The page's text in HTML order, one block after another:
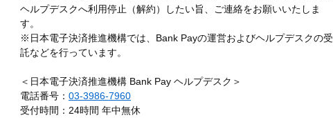
ヘルプデスクへ利用停止（解約）したい旨、ご連絡をお願いいたしま
す。
※日本電子決済推進機構では、Bank Payの運営およびヘルプデスクの受
託などを行っています。
＜日本電子決済推進機構 Bank Pay ヘルプデスク＞
電話番号： 03-3986-7960
受付時間：24時間 年中無休